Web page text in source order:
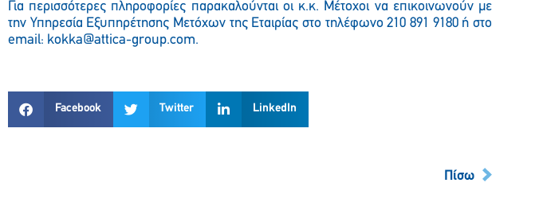
Για περισσότερες πληροφορίες παρακαλούνται οι κ.κ. Μέτοχοι να επικοινωνούν με
την Υπηρεσία Εξυπηρέτησης Μετόχων της Εταιρίας στο τηλέφωνο 210 891 9180 ή στο
email: kokka@attica-group.com.
Facebook Twitter LinkedIn
Πίσω